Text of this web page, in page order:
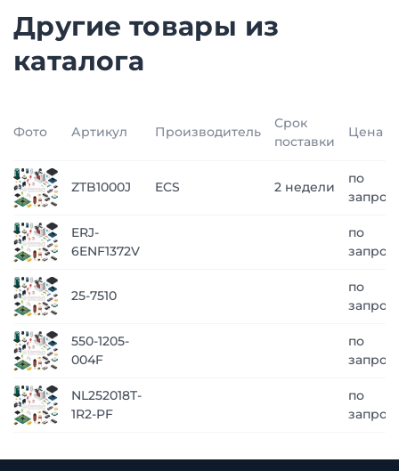
Другие товары из
каталога
Фото Артикул Производитель
Срок
поставки
Цена
ZTB1000J ECS 2 недели
по
ERJ-
6ENF1372V
по
25-7510
по
550-1205-
004F
по
NL252018T-
1R2-PF
по